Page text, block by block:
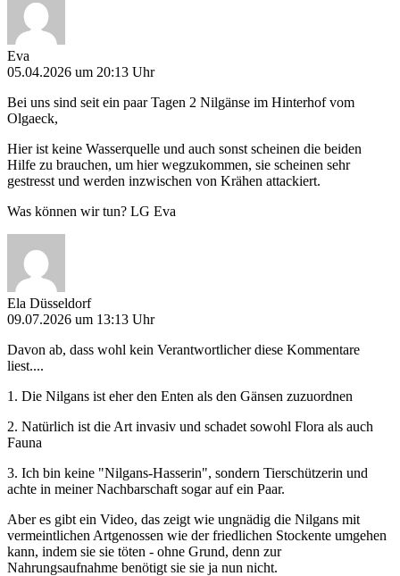
Eva
05.04.2026 um 20:13 Uhr
Bei uns sind seit ein paar Tagen 2 Nilgänse im Hinterhof vom
Olgaeck,
Hier ist keine Wasserquelle und auch sonst scheinen die beiden
Hilfe zu brauchen, um hier wegzukommen, sie scheinen sehr
gestresst und werden inzwischen von Krähen attackiert.
Was können wir tun? LG Eva
Ela Düsseldorf
09.07.2026 um 13:13 Uhr
Davon ab, dass wohl kein Verantwortlicher diese Kommentare
liest....
1. Die Nilgans ist eher den Enten als den Gänsen zuzuordnen
2. Natürlich ist die Art invasiv und schadet sowohl Flora als auch
Fauna
3. Ich bin keine "Nilgans-Hasserin", sondern Tierschützerin und
achte in meiner Nachbarschaft sogar auf ein Paar.
Aber es gibt ein Video, das zeigt wie ungnädig die Nilgans mit
vermeintlichen Artgenossen wie der friedlichen Stockente umgehen
kann, indem sie sie töten - ohne Grund, denn zur
Nahrungsaufnahme benötigt sie sie ja nun nicht.